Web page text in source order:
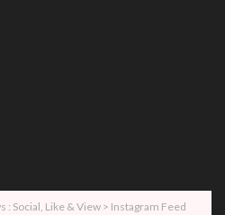
: Social, Like & View > Instagram Feed